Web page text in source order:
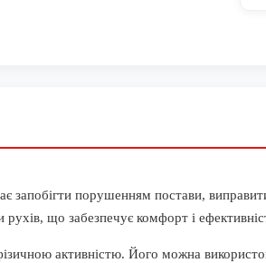
запобігти порушенням постави,
що забезпечує комфорт і
активністю. Його можна